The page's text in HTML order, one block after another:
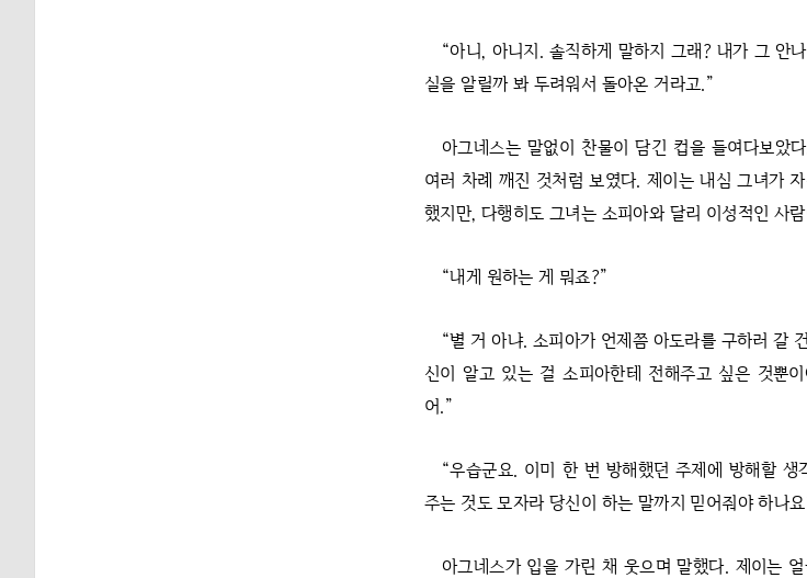
“아니, 아니지. 솔직하게 말하지 그래? 내가 그 안
실을 알릴까 봐 두려워서 돌아온 거라고.”
아그네스는 말없이 찬물이 담긴 컵을 들여다보았
여러 차례 깨진 것처럼 보였다. 제이는 내심 그녀가
했지만, 다행히도 그녀는 소피아와 달리 이성적인 사
“내게 원하는 게 뭐죠?”
“별 거 아냐. 소피아가 언제쯤 아도라를 구하러 갈
신이 알고 있는 걸 소피아한테 전해주고 싶은 것뿐
어.”
“우습군요. 이미 한 번 방해했던 주제에 방해할
주는 것도 모자라 당신이 하는 말까지 믿어줘야 하나
아그네스가 입을 가린 채 웃으며 말했다. 제이는